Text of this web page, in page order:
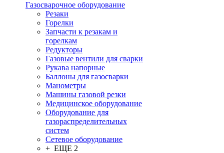
Газосварочное оборудование
Резаки
Горелки
Запчасти к резакам и
горелкам
Редукторы
Газовые вентили для сварки
Рукава напорные
Баллоны для газосварки
Манометры
Машины газовой резки
Медицинское оборудование
Оборудование для
газораспределительных
систем
Сетевое оборудование
+ ЕЩЕ 2